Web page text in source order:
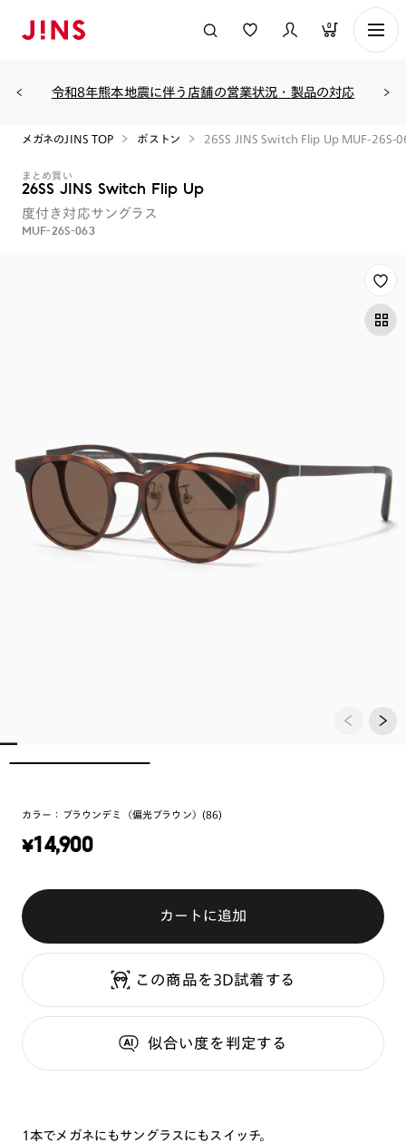
0
令和8年熊本地震に伴う店舗の営業状況・製品の対応
メガネのJINS TOP ボストン 26SS JINS Switch Flip Up MUF-26S-
まとめ買い
26SS JINS Switch Flip Up
度付き対応サングラス
MUF-26S-063
カラー： ブラウンデミ（偏光ブラウン）(86)
¥14,900
カートに追加
この商品を3D試着する
似合い度を判定する
1本でメガネにもサングラスにもスイッチ。